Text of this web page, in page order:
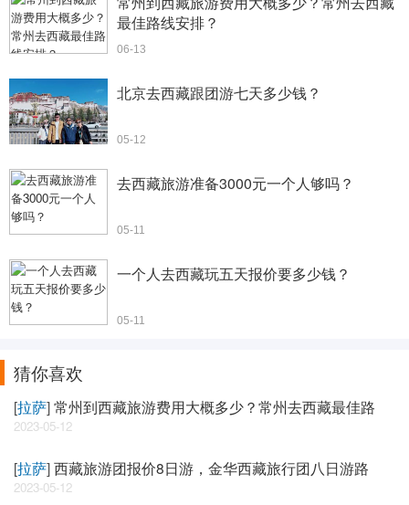
最佳路线安排？
06-13
北京去西藏跟团游七天多少钱？
05-12
去西藏旅游准备3000元一个人够吗？
05-11
一个人去西藏玩五天报价要多少钱？
05-11
猜你喜欢
[拉萨]常州到西藏旅游费用大概多少？常州去西藏最佳路
2023-05-12
[拉萨]西藏旅游团报价8日游，金华西藏旅行团八日游路
2023-05-12